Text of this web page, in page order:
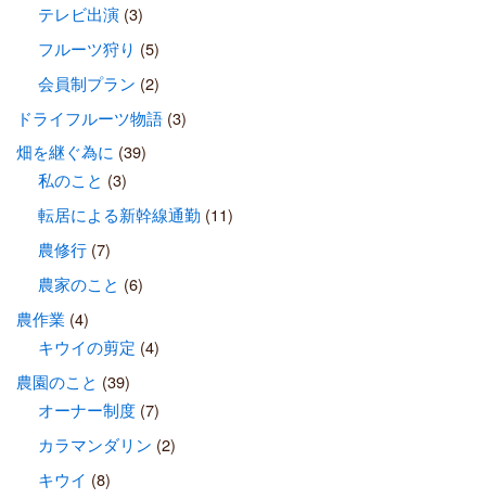
テレビ出演(3)
フルーツ狩り (5)
会員制プラン (2)
ドライフルーツ物語(3)
畑を継ぐ為に (39)
私のこと (3)
転居による新幹線通勤 (11)
農修行(7)
農家のこと (6)
農作業 (4)
キウイの剪定 (4)
農園のこと (39)
オーナー制度(7)
カラマンダリン (2)
キウイ (8)